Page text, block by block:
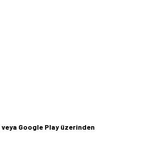
Google Play üzerinden